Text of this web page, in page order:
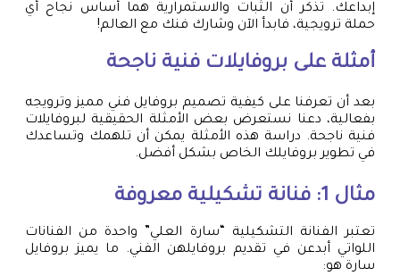
إبداعك. تذكر أن الثبات والاستمرارية هما أساس نجاح أي
حملة ترويجية، فابدأ الآن وشارك فنك مع العالم!
أمثلة على بروفايلات فنية ناجحة
بعد أن تعرفنا على كيفية تصميم بروفايل فني مميز وترويجه
بفعالية، دعنا نستعرض بعض الأمثلة الحقيقية لبروفايلات
فنية ناجحة. دراسة هذه الأمثلة يمكن أن تلهمك وتساعدك
في تطوير بروفايلك الخاص بشكل أفضل.
مثال 1: فنانة تشكيلية معروفة
تعتبر الفنانة التشكيلية “سارة العلي” واحدة من الفنانات
اللواتي أبدعن في تقديم بروفايلهن الفني. ما يميز بروفايل
سارة هو: